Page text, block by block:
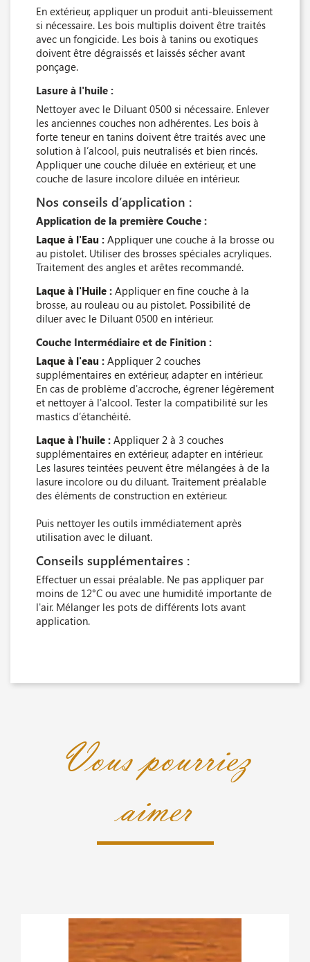
En extérieur, appliquer un produit anti-bleuissement
si nécessaire. Les bois multiplis doivent être traités
avec un fongicide. Les bois à tanins ou exotiques
doivent être dégraissés et laissés sécher avant
ponçage.
Lasure à l'huile :
Nettoyer avec le Diluant 0500 si nécessaire. Enlever
les anciennes couches non adhérentes. Les bois à
forte teneur en tanins doivent être traités avec une
solution à l’alcool, puis neutralisés et bien rincés.
Appliquer une couche diluée en extérieur, et une
couche de lasure incolore diluée en intérieur.
Nos conseils d’application :
Application de la première Couche :
Laque à l'Eau : Appliquer une couche à la brosse ou
au pistolet. Utiliser des brosses spéciales acryliques.
Traitement des angles et arêtes recommandé.
Laque à l'Huile : Appliquer en fine couche à la
brosse, au rouleau ou au pistolet. Possibilité de
diluer avec le Diluant 0500 en intérieur.
Couche Intermédiaire et de Finition :
Laque à l'eau : Appliquer 2 couches
supplémentaires en extérieur, adapter en intérieur.
En cas de problème d'accroche, égrener légèrement
et nettoyer à l'alcool. Tester la compatibilité sur les
mastics d’étanchéité.
Laque à l'huile : Appliquer 2 à 3 couches
supplémentaires en extérieur, adapter en intérieur.
Les lasures teintées peuvent être mélangées à de la
lasure incolore ou du diluant. Traitement préalable
des éléments de construction en extérieur.
Puis nettoyer les outils immédiatement après
utilisation avec le diluant.
Conseils supplémentaires :
Effectuer un essai préalable. Ne pas appliquer par
moins de 12°C ou avec une humidité importante de
l'air. Mélanger les pots de différents lots avant
application.
Vous pourriez
aimer